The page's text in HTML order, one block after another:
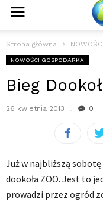
Strona główna
NOWOŚCI GOSPODARKA
Bieg
26 kwietnia 2013 0
Już w najbliższą
dookoła ZOO. Jest to
prowadzi przez ogród